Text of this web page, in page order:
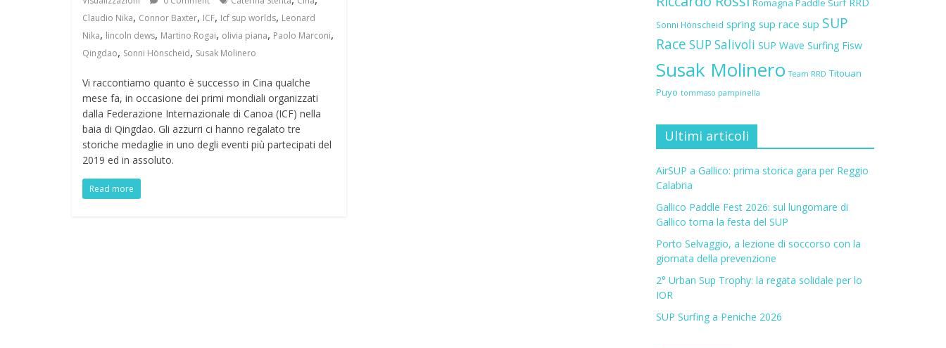
Claudio Nika, Connor Baxter, ICF, Icf sup worlds, Leonard
Nika, lincoln dews, Martino Rogai, olivia piana, Paolo Marconi,
Qingdao, Sonni Hönscheid, Susak Molinero
Vi raccontiamo quanto è successo in Cina qualche
mese fa, in occasione dei primi mondiali organizzati
dalla Federazione Internazionale di Canoa (ICF) nella
baia di Qingdao. Gli azzurri ci hanno regalato tre
storiche medaglie in uno degli eventi più partecipati del
2019 ed in assoluto.
Read more
Sonni Hönscheid spring sup race sup SUP
Race SUP Salivoli SUP Wave Surfing Fisw
Susak Molinero Team RRD Titouan
Puyo tommaso pampinella
Ultimi articoli
AirSUP a Gallico: prima storica gara per Reggio
Calabria
Gallico Paddle Fest 2026: sul lungomare di
Gallico torna la festa del SUP
Porto Selvaggio, a lezione di soccorso con la
giornata della prevenzione
2° Urban Sup Trophy: la regata solidale per lo
IOR
SUP Surfing a Peniche 2026